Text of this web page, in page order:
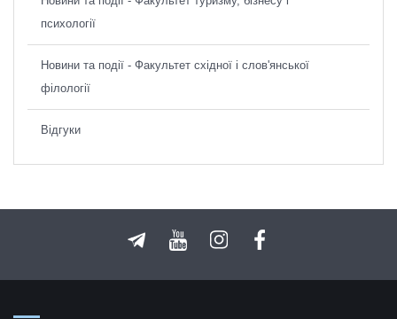
психології
Новини та події - Факультет східної і слов'янської
філології
Відгуки